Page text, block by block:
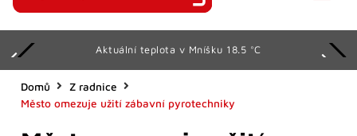
Aktuální teplota v Mníšku 18.5 °C
Domů
Z radnice
Město omezuje užití zábavní pyrotechniky